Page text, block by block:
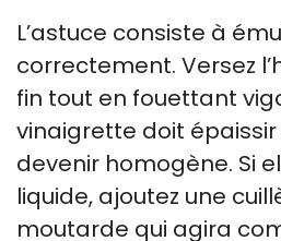
L’astuce consiste à
correctement. Versez
fin tout en fouettant
vinaigrette doit
devenir homogène. Si
liquide, ajoutez une
moutarde qui agira